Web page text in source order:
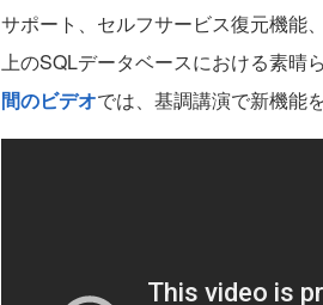
サポート、セルフサービス復元機能
上のSQLデータベースにおける素晴
間のビデオでは、基調講演で新機能